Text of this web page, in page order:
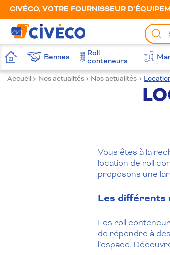
CIVÉCO, VOTRE FOURNISSEUR
un
Accueil Bennes
Roll
conteneurs
Accueil > Nos actualités > Nos actualités >
Vous êtes à la
location de roll
proposons une
Les différents
Les roll
de répondre à
l’espace.